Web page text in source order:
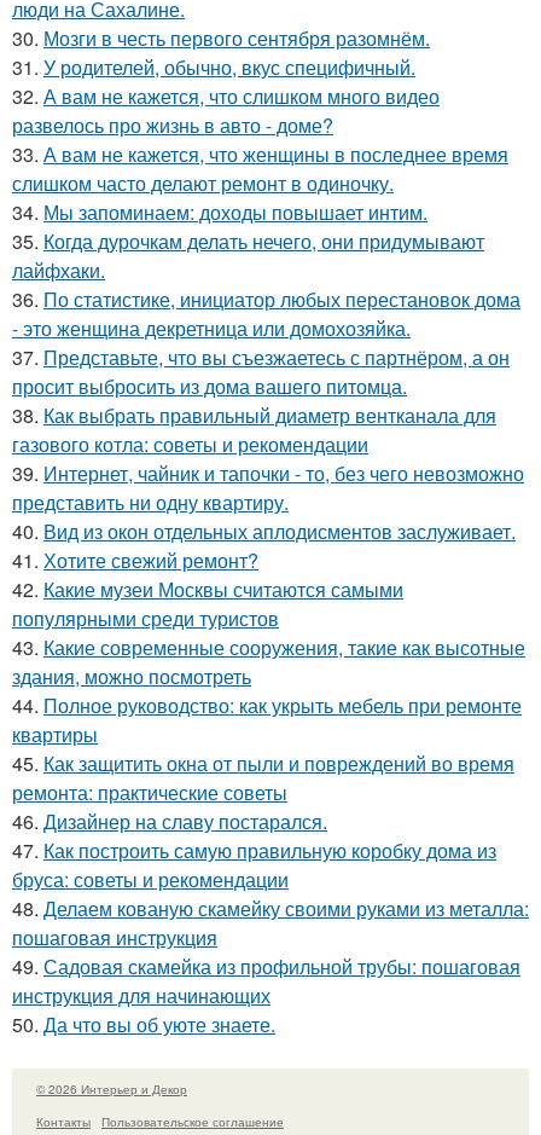
люди на Сахалине.
30. Мозги в честь первого сентября разомнём.
31. У родителей, обычно, вкус специфичный.
32. А вам не кажется, что слишком много видео
развелось про жизнь в авто - доме?
33. А вам не кажется, что женщины в последнее время
слишком часто делают ремонт в одиночку.
34. Мы запоминаем: доходы повышает интим.
35. Когда дурочкам делать нечего, они придумывают
лайфхаки.
36. По статистике, инициатор любых перестановок дома
- это женщина декретница или домохозяйка.
37. Представьте, что вы съезжаетесь с партнёром, а он
просит выбросить из дома вашего питомца.
38. Как выбрать правильный диаметр вентканала для
газового котла: советы и рекомендации
39. Интернет, чайник и тапочки - то, без чего невозможно
представить ни одну квартиру.
40. Вид из окон отдельных аплодисментов заслуживает.
41. Хотите свежий ремонт?
42. Какие музеи Москвы считаются самыми
популярными среди туристов
43. Какие современные сооружения, такие как высотные
здания, можно посмотреть
44. Полное руководство: как укрыть мебель при ремонте
квартиры
45. Как защитить окна от пыли и повреждений во время
ремонта: практические советы
46. Дизайнер на славу постарался.
47. Как построить самую правильную коробку дома из
бруса: советы и рекомендации
48. Делаем кованую скамейку своими руками из металла:
пошаговая инструкция
49. Садовая скамейка из профильной трубы: пошаговая
инструкция для начинающих
50. Да что вы об уюте знаете.
© 2026 Интерьер и Декор
Контакты
Пользовательское соглашение